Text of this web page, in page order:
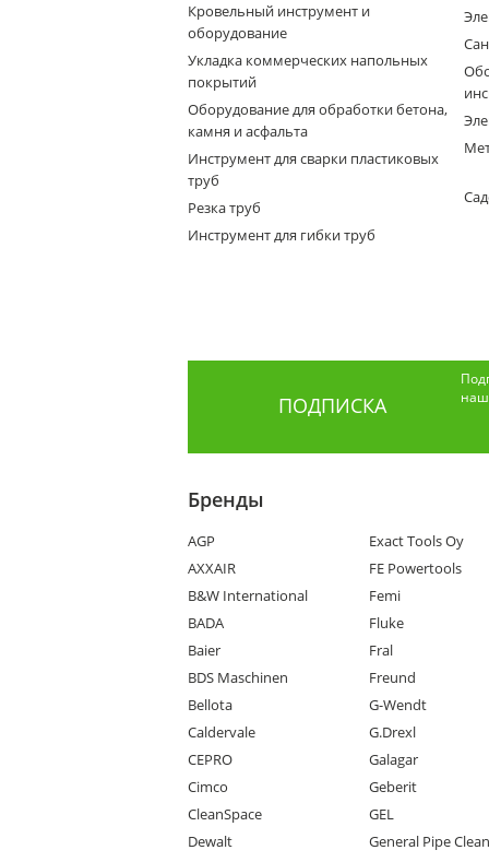
Кровельный инструмент и
оборудование
Укладка коммерческих напольных
покрытий
Оборудование для обработки бетона,
камня и асфальта
Инструмент для сварки пластиковых
труб
Резка труб
Инструмент для гибки труб
ПОДПИСКА
Бренды
AGP
AXXAIR
B&W International
BADA
Baier
BDS Maschinen
Bellota
Caldervale
CEPRO
Cimco
CleanSpace
Dewalt
Exact Tools Oy
FE Powertools
Femi
Fluke
Fral
Freund
G-Wendt
G.Drexl
Galagar
Geberit
GEL
General Pipe